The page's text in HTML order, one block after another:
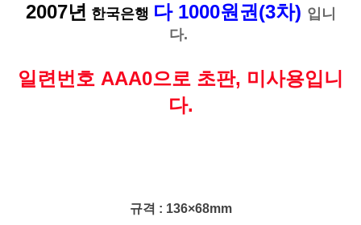
2007년 한국은행 다 1000원권(3차) 입니
다.
일련번호 AAA0으로 초판, 미사용입니
다.
규격 : 136×68mm